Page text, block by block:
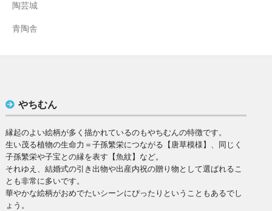
陶芸城
青陶舎
やちむん
縁起のよい絵柄が多く描かれているのもやちむんの特徴です。
生い茂る植物の生命力＝子孫繁栄につながる【唐草模様】、同じく
子孫繁栄や子宝との縁を表す【魚紋】など。
それゆえ、結婚式の引き出物や出産内祝の贈り物として選ばれるこ
とも非常に多いです。
華やかな絵柄がおめでたいシーンにぴったりということもあるでし
ょう。